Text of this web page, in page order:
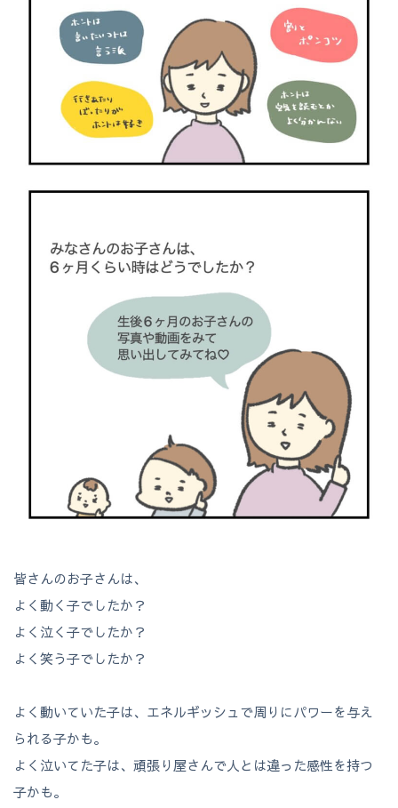
皆さんのお子さんは、
よく動く子でしたか？
よく泣く子でしたか？
よく笑う子でしたか？
よく動いていた子は、エネルギッシュで周りにパワーを与え
られる子かも。
よく泣いてた子は、頑張り屋さんで人とは違った感性を持つ
子かも。